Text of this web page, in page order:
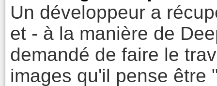
Un développeur a
et - à la manière de
demandé de faire le
images qu'il pense être